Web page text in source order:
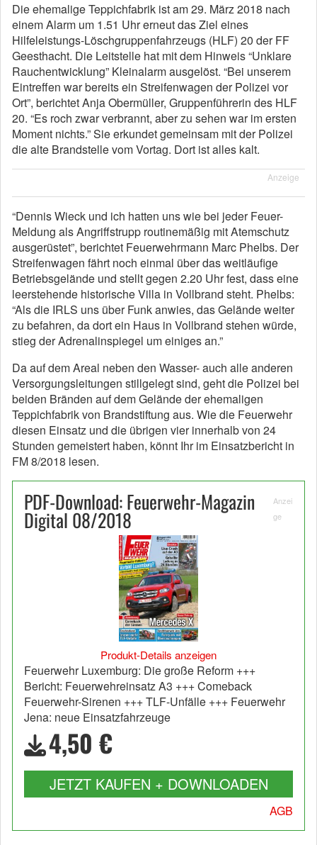
Die ehemalige Teppichfabrik ist am 29. März 2018 nach
einem Alarm um 1.51 Uhr erneut das Ziel eines
Hilfeleistungs-Löschgruppenfahrzeugs (HLF) 20 der FF
Geesthacht. Die Leitstelle hat mit dem Hinweis “Unklare
Rauchentwicklung” Kleinalarm ausgelöst. “Bei unserem
Eintreffen war bereits ein Streifenwagen der Polizei vor
Ort”, berichtet Anja Obermüller, Gruppenführerin des HLF
20. “Es roch zwar verbrannt, aber zu sehen war im ersten
Moment nichts.” Sie erkundet gemeinsam mit der Polizei
die alte Brandstelle vom Vortag. Dort ist alles kalt.
Anzeige
“Dennis Wieck und ich hatten uns wie bei jeder Feuer-
Meldung als Angriffstrupp routinemäßig mit Atemschutz
ausgerüstet”, berichtet Feuerwehrmann Marc Phelbs. Der
Streifenwagen fährt noch einmal über das weitläufige
Betriebsgelände und stellt gegen 2.20 Uhr fest, dass eine
leerstehende historische Villa in Vollbrand steht. Phelbs:
“Als die IRLS uns über Funk anwies, das Gelände weiter
zu befahren, da dort ein Haus in Vollbrand stehen würde,
stieg der Adrenalinspiegel um einiges an.”
Da auf dem Areal neben den Wasser- auch alle anderen
Versorgungsleitungen stillgelegt sind, geht die Polizei bei
beiden Bränden auf dem Gelände der ehemaligen
Teppichfabrik von Brandstiftung aus. Wie die Feuerwehr
diesen Einsatz und die übrigen vier innerhalb von 24
Stunden gemeistert haben, könnt Ihr im Einsatzbericht in
FM 8/2018 lesen.
PDF-Download: Feuerwehr-Magazin
Digital 08/2018
Anzei
ge
Produkt-Details anzeigen
Feuerwehr Luxemburg: Die große Reform +++
Bericht: Feuerwehreinsatz A3 +++ Comeback
Feuerwehr-Sirenen +++ TLF-Unfälle +++ Feuerwehr
Jena: neue Einsatzfahrzeuge
4,50 €
JETZT KAUFEN + DOWNLOADEN
AGB